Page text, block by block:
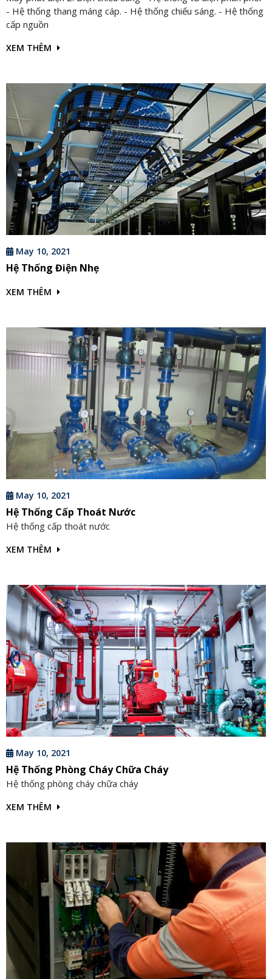
- Hệ thống thang máng cáp. - Hệ thống chiếu sáng. - Hệ thống
cấp nguồn
XEM THÊM
May 10, 2021
Hệ Thống Điện Nhẹ
XEM THÊM
May 10, 2021
Hệ Thống Cấp Thoát Nước
Hệ thống cấp thoát nước
XEM THÊM
May 10, 2021
Hệ Thống Phòng Cháy Chữa Cháy
Hệ thống phòng cháy chữa cháy
XEM THÊM